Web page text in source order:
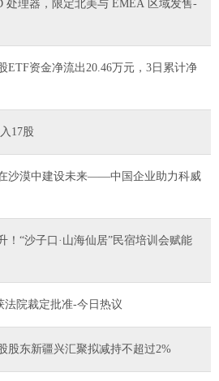
处理器，限定北美与 EMEA 区域发售-
ETF资金净流出20.46万元，3日累计净
17股
沙漠中建设未来——中国企业助力科威
！“沙子口·山海仙居”民宿培训会赋能
法院裁定批准-今日热议
股东新疆兴汇聚拟减持不超过2%